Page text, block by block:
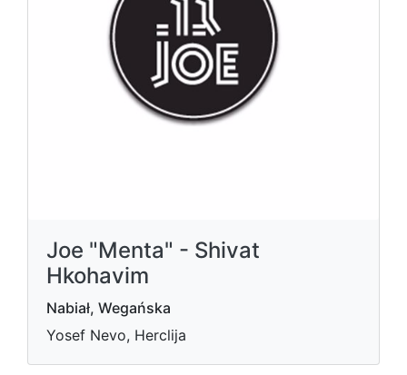
Joe "Menta" - Shivat
Hkohavim
Nabiał, Wegańska
Yosef Nevo, Herclija